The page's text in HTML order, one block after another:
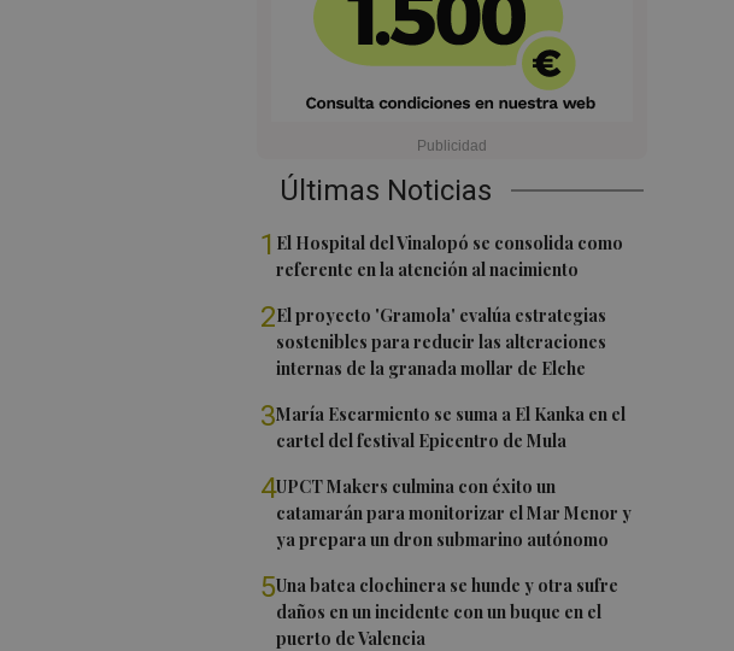
Últimas Noticias
1 El Hospital del Vinalopó se consolida como
referente en la atención al nacimiento
2El proyecto 'Gramola' evalúa estrategias
sostenibles para reducir las alteraciones
internas de la granada mollar de Elche
3María Escarmiento se suma a El Kanka en el
cartel del festival Epicentro de Mula
4UPCT Makers culmina con éxito un
catamarán para monitorizar el Mar Menor y
ya prepara un dron submarino autónomo
5Una batea clochinera se hunde y otra sufre
daños en un incidente con un buque en el
puerto de Valencia